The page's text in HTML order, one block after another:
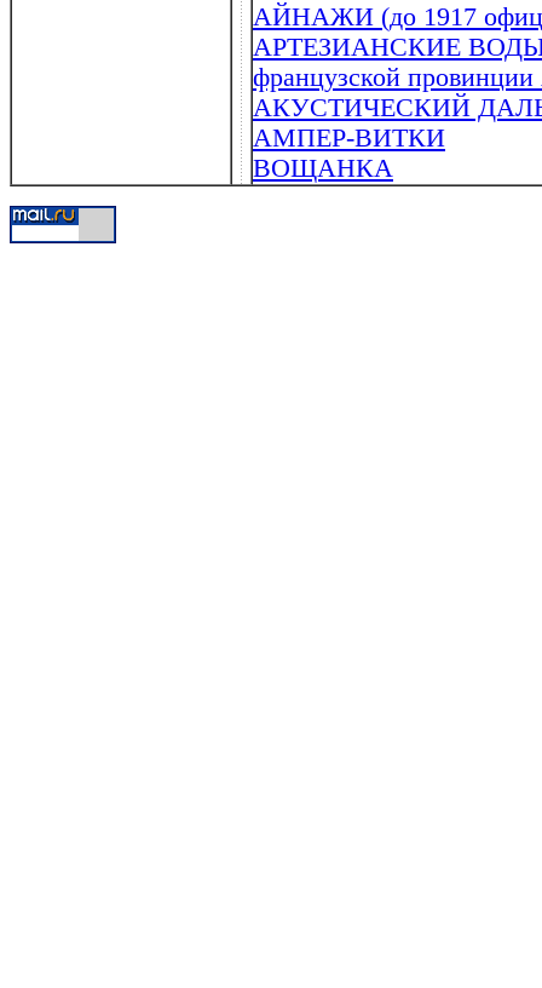
АЙНАЖИ (до 1917
АРТЕЗИАНСКИЕ ВОДЫ
французской провинции
АКУСТИЧЕСКИЙ
АМПЕР-ВИТКИ
ВОЩАНКА